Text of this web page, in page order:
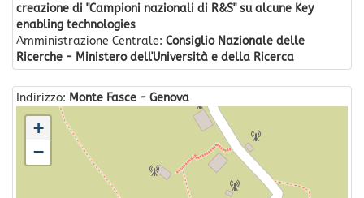
creazione di "Campioni nazionali di R&S" su alcune Key
enabling technologies
Amministrazione Centrale: Consiglio Nazionale delle
Ricerche - Ministero dell'Università e della Ricerca
Indirizzo: Monte Fasce - Genova
+
−